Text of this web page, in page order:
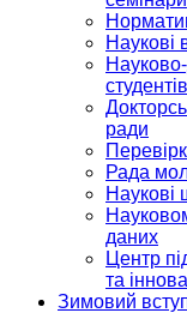
Наукові
студентів
ради
Рада
Наукові
даних
Центр
та
Зимовий